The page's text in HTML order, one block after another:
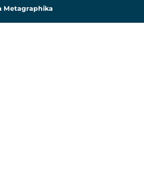
Metagraphika